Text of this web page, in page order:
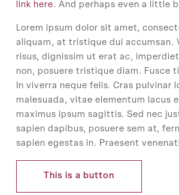
link here. And perhaps even a little
Lorem ipsum dolor sit amet,
aliquam, at tristique dui accumsan.
risus, dignissim ut erat ac,
non, posuere tristique diam. Fusce
In viverra neque felis. Cras pulvinar
malesuada, vitae elementum lacus
maximus ipsum sagittis. Sed nec
sapien dapibus, posuere sem at,
sapien egestas in. Praesent
This is a button